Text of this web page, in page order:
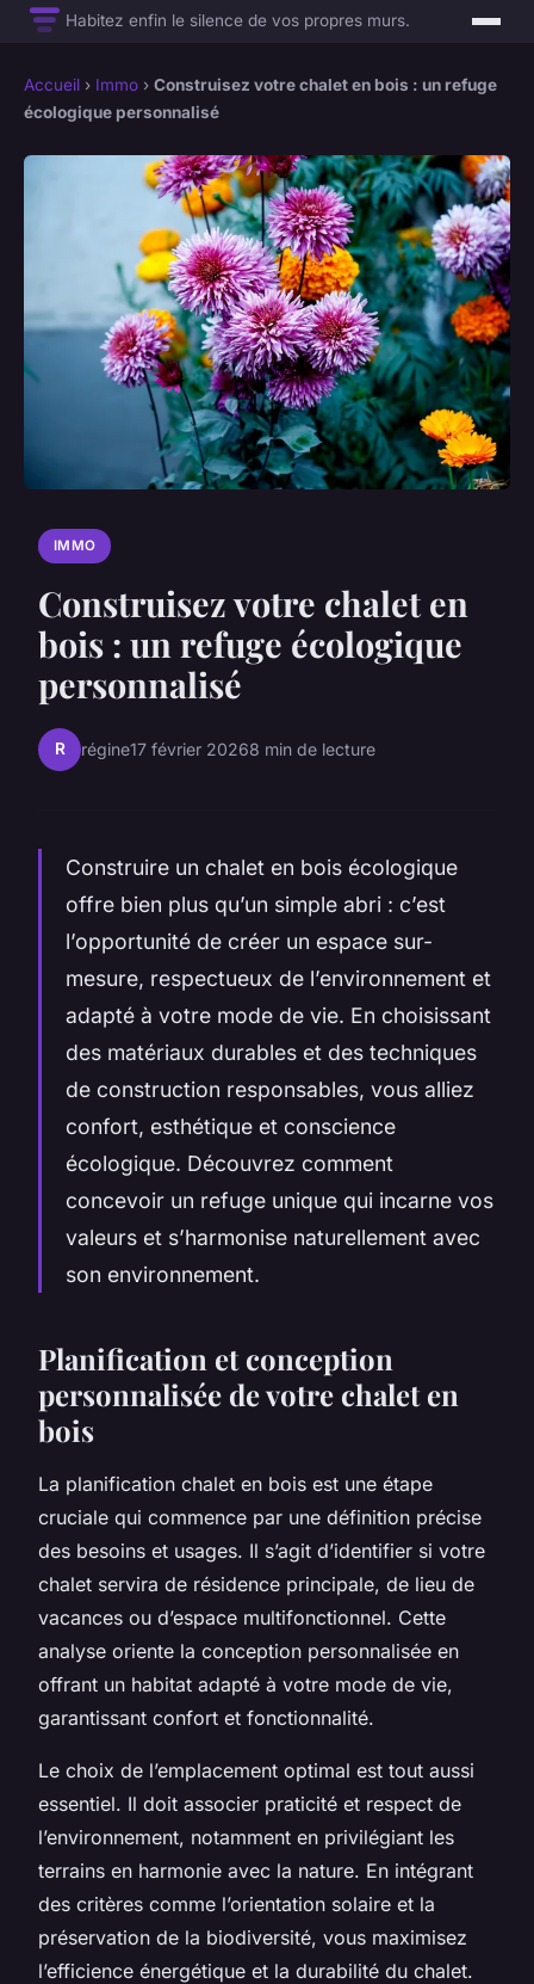
Habitez enfin le silence de vos propres murs.
Accueil › Immo › Construisez votre chalet en bois : un refuge
écologique personnalisé
IMMO
Construisez votre chalet en
bois : un refuge écologique
personnalisé
R régine17 février 20268 min de lecture
Construire un chalet en bois écologique
offre bien plus qu’un simple abri : c’est
l’opportunité de créer un espace sur-
mesure, respectueux de l’environnement et
adapté à votre mode de vie. En choisissant
des matériaux durables et des techniques
de construction responsables, vous alliez
confort, esthétique et conscience
écologique. Découvrez comment
concevoir un refuge unique qui incarne vos
valeurs et s’harmonise naturellement avec
son environnement.
Planification et conception
personnalisée de votre chalet en
bois
La planification chalet en bois est une étape
cruciale qui commence par une définition précise
des besoins et usages. Il s’agit d’identifier si votre
chalet servira de résidence principale, de lieu de
vacances ou d’espace multifonctionnel. Cette
analyse oriente la conception personnalisée en
offrant un habitat adapté à votre mode de vie,
garantissant confort et fonctionnalité.
Le choix de l’emplacement optimal est tout aussi
essentiel. Il doit associer praticité et respect de
l’environnement, notamment en privilégiant les
terrains en harmonie avec la nature. En intégrant
des critères comme l’orientation solaire et la
préservation de la biodiversité, vous maximisez
l’efficience énergétique et la durabilité du chalet.